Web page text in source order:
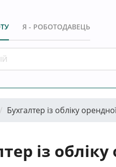
Я - РОБОТОДАВЕЦЬ
Бухгалтер із обліку
із